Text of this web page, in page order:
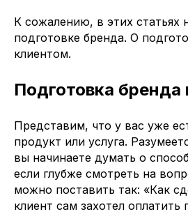
К сожалению, в этих статьях
подготовке бренда. О
клиентом.
Подготовка
Представим, что у вас уже
продукт или услуга.
вы начинаете думать о
если глубже смотреть на
можно поставить так: «Как
клиент сам захотел оплатить